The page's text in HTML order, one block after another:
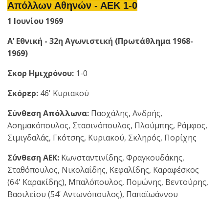
Απόλλων Αθηνών - ΑΕΚ 1-0
1 Ιουνίου 1969
A’ Εθνική - 32η Αγωνιστική (Πρωτάθλημα 1968-
1969)
Σκορ Ημιχρόνου: 1-0
Σκόρερ: 46' Κυριακού
Σύνθεση Απόλλωνα: Πασχάλης, Ανδρής,
Ασημακόπουλος, Στασινόπουλος, Πλούμπης, Ράμφος,
Σιμιγδαλάς, Γκότσης, Κυριακού, Σκληρός, Πορίχης
Σύνθεση ΑΕΚ: Κωνσταντινίδης, Φραγκουδάκης,
Σταθόπουλος, Νικολαΐδης, Κεφαλίδης, Καραφέσκος
(64' Καρακίδης), Μπαλόπουλος, Πομώνης, Βεντούρης,
Βασιλείου (54' Αντωνόπουλος), Παπαϊωάννου